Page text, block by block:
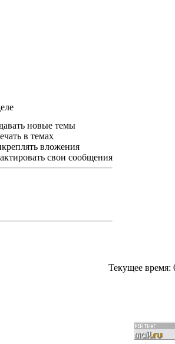
новые темы
в темах
вложения
свои сообщения
Текущее время: